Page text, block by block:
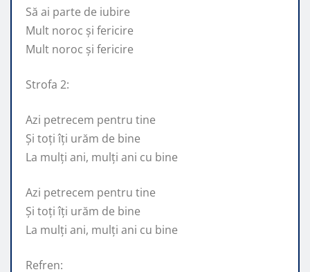
Să ai parte de iubire
Mult noroc și fericire
Mult noroc și fericire
Strofa 2:
Azi petrecem pentru tine
Și toți îți urăm de bine
La mulți ani, mulți ani cu bine
Azi petrecem pentru tine
Și toți îți urăm de bine
La mulți ani, mulți ani cu bine
Refren: